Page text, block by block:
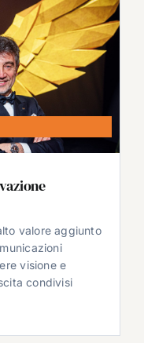
valore aggiunto
visione e
condivisi